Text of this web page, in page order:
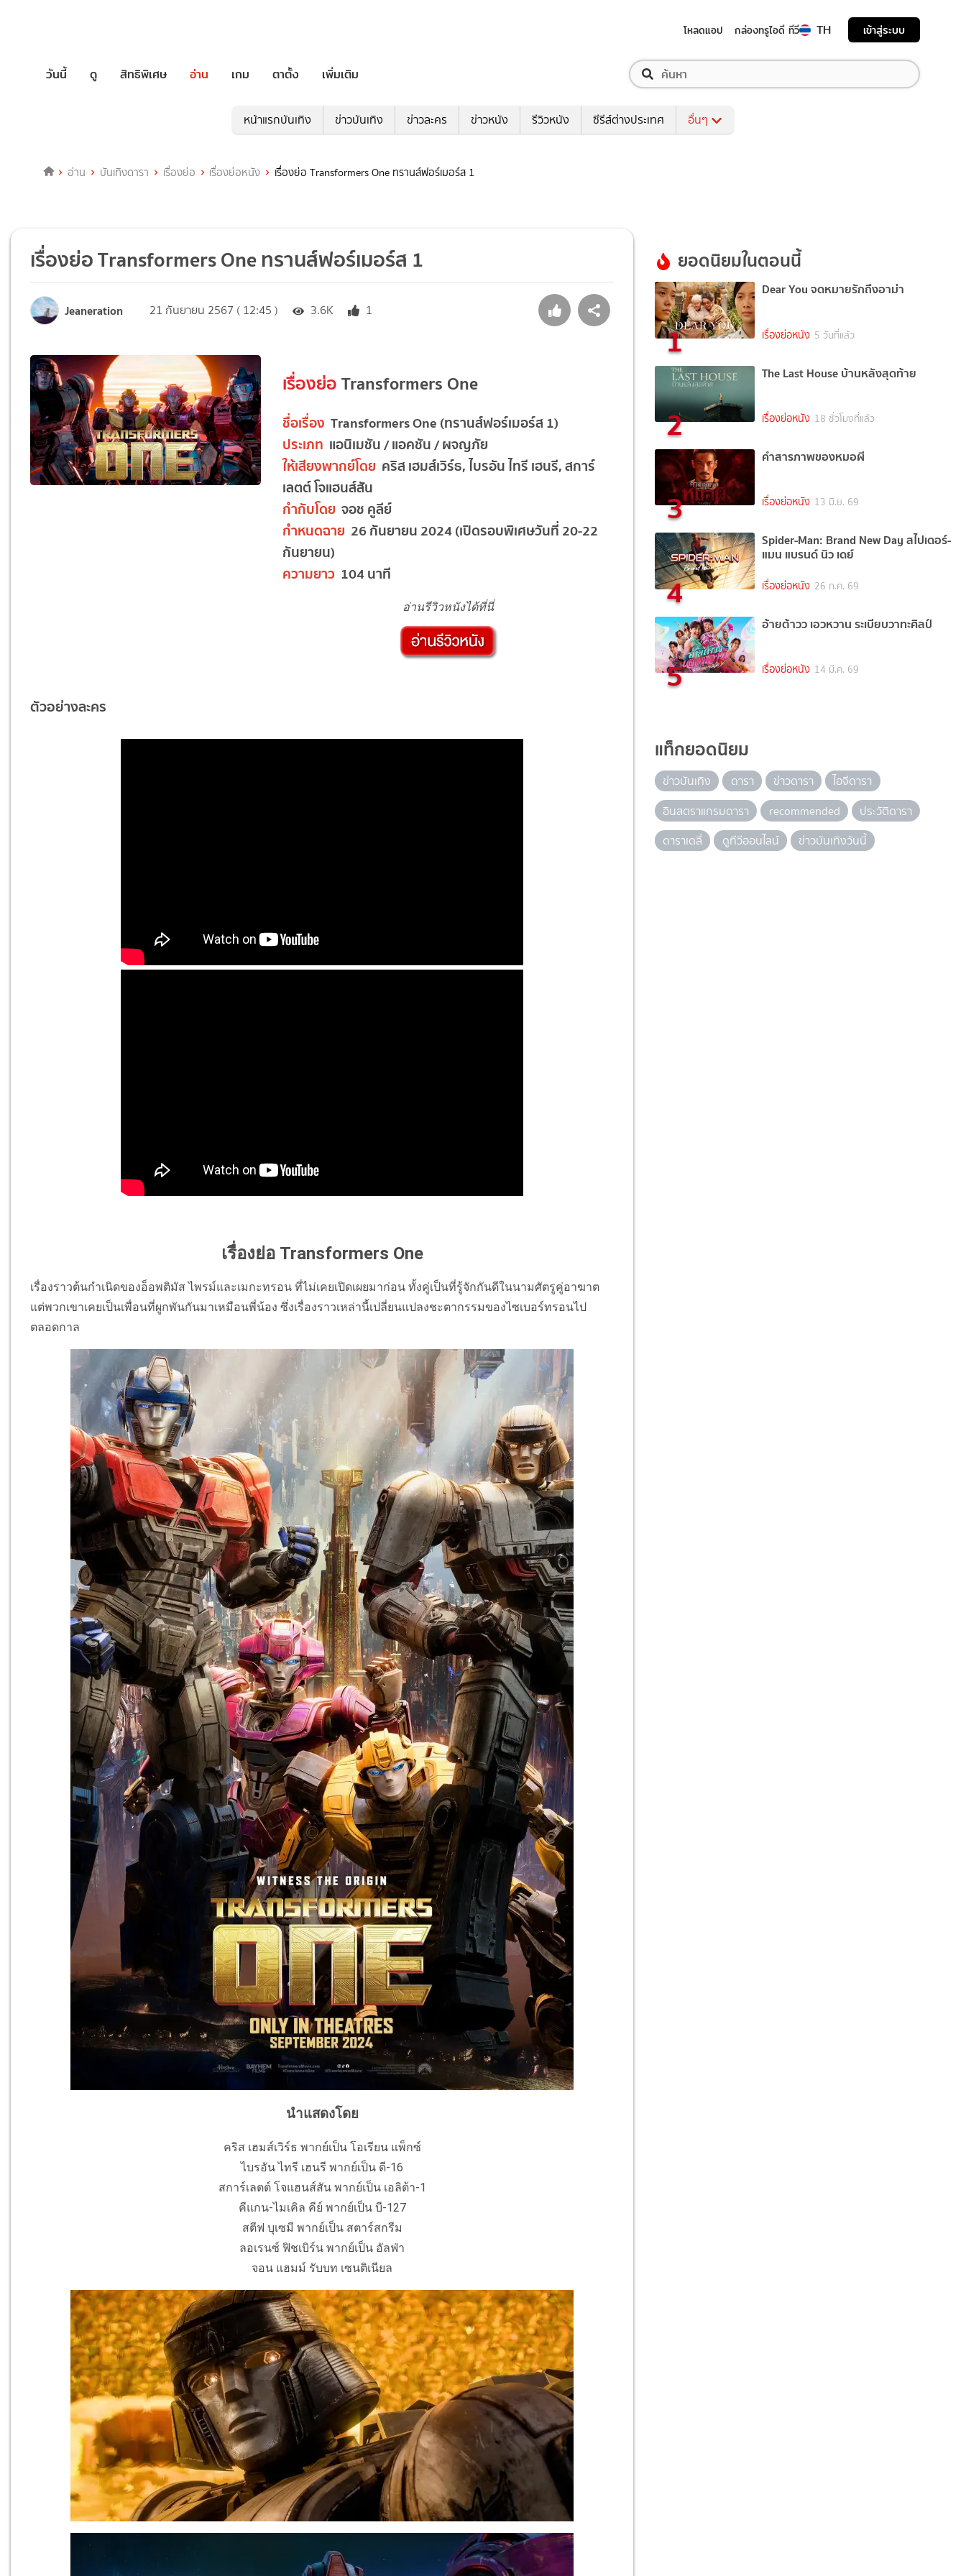
โหลดแอป กล่องทรูไอดี ทีวี TH เข้าสู่ระบบ
วันนี้ ดู สิทธิพิเศษ อ่าน เกม ตาตั้ง เพิ่มเติม
หน้าแรกบันเทิง ข่าวบันเทิง ข่าวละคร ข่าวหนัง รีวิวหนัง ซีรีส์ต่างประเทศ อื่นๆ
อ่าน บันเทิงดารา เรื่องย่อ เรื่องย่อหนัง เรื่องย่อ Transformers One ทรานส์ฟอร์เมอร์ส 1
เรื่องย่อ Transformers One ทรานส์ฟอร์เมอร์ส 1
Jeaneration 21 กันยายน 2567 ( 12:45 ) 3.6K 1
เรื่องย่อTransformers One
ชื่อเรื่อง Transformers One (ทรานส์ฟอร์เมอร์ส 1)
ประเภท แอนิเมชัน / แอคชัน / ผจญภัย
ให้เสียงพากย์โดย คริส เฮมส์เวิร์ธ, ไบรอัน ไทรี เฮนรี, สการ์
เลตต์ โจแฮนส์สัน
กำกับโดย จอช คูลีย์
กำหนดฉาย 26 กันยายน 2024 (เปิดรอบพิเศษวันที่ 20-22
กันยายน)
ความยาว 104 นาที
อ่านรีวิวหนังได้ที่นี่
ตัวอย่างละคร
เรื่องย่อ Transformers One
เรื่องราวต้นกำเนิดของอ็อพติมัส ไพรม์และเมกะทรอน ที่ไม่เคยเปิดเผยมาก่อน ทั้งคู่เป็นที่รู้จักกันดีในนามศัตรูคู่อาฆาต
แต่พวกเขาเคยเป็นเพื่อนที่ผูกพันกันมาเหมือนพี่น้อง ซึ่งเรื่องราวเหล่านี้เปลี่ยนแปลงชะตากรรมของไซเบอร์ทรอนไป
ตลอดกาล
นำแสดงโดย
คริส เฮมส์เวิร์ธ พากย์เป็น โอเรียน แพ็กซ์
ไบรอัน ไทรี เฮนรี พากย์เป็น ดี-16
สการ์เลตต์ โจแฮนส์สัน พากย์เป็น เอลิต้า-1
คีแกน-ไมเคิล คีย์ พากย์เป็น บี-127
สตีฟ บุเซมี พากย์เป็น สตาร์สกรีม
ลอเรนซ์ ฟิชเบิร์น พากย์เป็น อัลฟ่า
จอน แฮมม์ รับบท เซนติเนียล
ยอดนิยมในตอนนี้
1
Dear You จดหมายรักถึงอาม่า
เรื่องย่อหนัง 5 วันที่แล้ว
2
The Last House บ้านหลังสุดท้าย
เรื่องย่อหนัง 18 ชั่วโมงที่แล้ว
3
คำสารภาพของหมอผี
เรื่องย่อหนัง 13 มิ.ย. 69
4
Spider-Man: Brand New Day สไปเดอร์-
แมน แบรนด์ นิว เดย์
เรื่องย่อหนัง 26 ก.ค. 69
5
อ้ายต้าวว เอวหวาน ระเบียบวาทะศิลป์
เรื่องย่อหนัง 14 มี.ค. 69
แท็กยอดนิยม
ข่าวบันเทิง ดารา ข่าวดารา
ไอจีดารา
อินสตราแกรมดารา
recommended
ประวัติดารา
ดาราเดลี่
ดูทีวีออนไลน์ ข่าวบันเทิงวันนี้